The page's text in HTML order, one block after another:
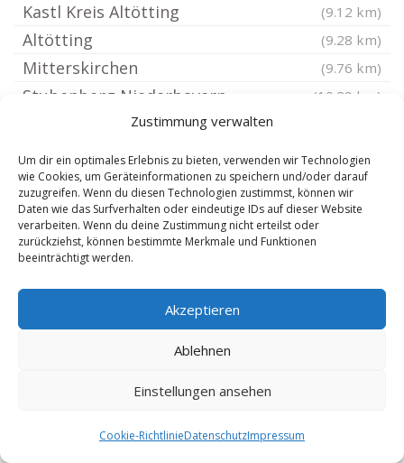
Zustimmung verwalten
Um dir ein optimales Erlebnis zu bieten, verwenden wir Technologien
wie Cookies, um Geräteinformationen zu speichern und/oder darauf
zuzugreifen. Wenn du diesen Technologien zustimmst, können wir
Daten wie das Surfverhalten oder eindeutige IDs auf dieser Website
verarbeiten. Wenn du deine Zustimmung nicht erteilst oder
zurückziehst, können bestimmte Merkmale und Funktionen
beeinträchtigt werden.
Akzeptieren
Ablehnen
Einstellungen ansehen
Cookie-RichtlinieDatenschutzImpressum
Kastl Kreis Altötting (9.12 km)
Altötting (9.28 km)
Mitterskirchen (9.76 km)
Stubenberg Niederbayern (10.29 km)
Hebertsfelden (10.81 km)
Geratskirchen (11.5 km)
Postmünster (11.54 km)
Eggenfelden (11.67 km)
Triftern
Halsbach Kreis Altötting (12.24 km)
Pleiskirchen